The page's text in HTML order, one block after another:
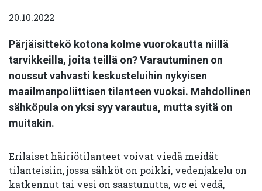
20.10.2022
Pärjäisittekö kotona kolme vuorokautta niillä
tarvikkeilla, joita teillä on? Varautuminen on
noussut vahvasti keskusteluihin nykyisen
maailmanpoliittisen tilanteen vuoksi. Mahdollinen
sähköpula on yksi syy varautua, mutta syitä on
muitakin.
Erilaiset häiriötilanteet voivat viedä meidät
tilanteisiin, jossa sähköt on poikki, vedenjakelu on
katkennut tai vesi on saastunutta, wc ei vedä,